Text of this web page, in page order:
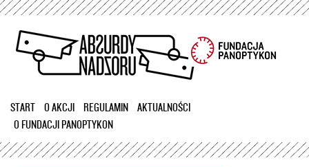
Przejdź
treści
START O AKCJI REGULAMIN
AKTUALNOŚCI
O FUNDACJI PANOPTYKON